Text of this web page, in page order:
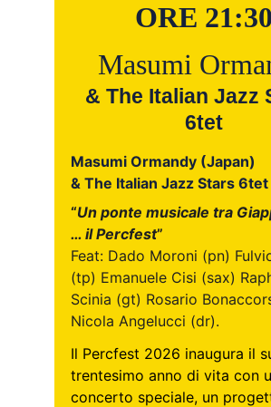
ORE 21:30
Masumi
& The Italian Jazz
6tet
Masumi Ormandy (Japan)
& The Italian Jazz Stars 6tet
“Un ponte musicale tra
… il Percfest”
Feat: Dado Moroni (pn)
(tp) Emanuele Cisi (sax)
Scinia (gt) Rosario
Nicola Angelucci (dr).
Il Percfest 2026 inaugura il
trentesimo anno di vita con
concerto speciale, un